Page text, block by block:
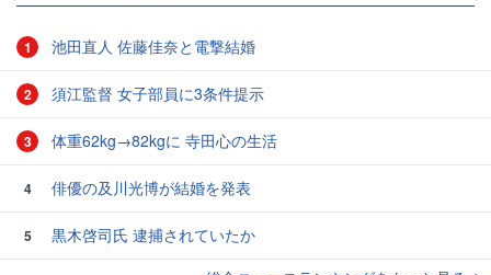
1 池田直人 佐藤佳奈と電撃結婚
2 須江監督 女子部員に3条件提示
3 体重62kg→82kgに 寺田心の生活
4 俳優の及川光博が結婚を発表
5
黒木啓司氏 逮捕されていたか